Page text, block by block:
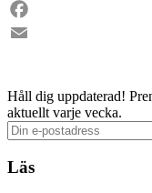
LinkedIn
Facebook
Håll dig uppdaterad!
aktuellt varje vecka.
Läs